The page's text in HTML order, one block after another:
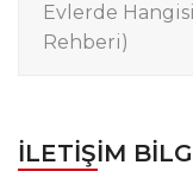
Evlerde
Rehberi)
İLETIŞIM